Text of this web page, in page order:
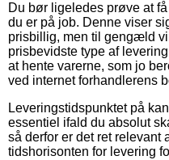
Du bør ligeledes prøve at
du er på job. Denne viser
prisbillig, men til gengæld
prisbevidste type af
at hente varerne, som jo
ved internet forhandlerens
Leveringstidspunktet på
essentiel ifald du absolut
så derfor er det ret relevant
tidshorisonten for levering